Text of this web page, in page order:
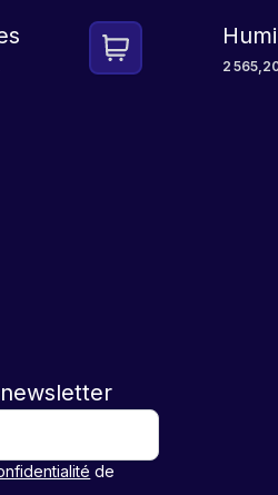
2
de